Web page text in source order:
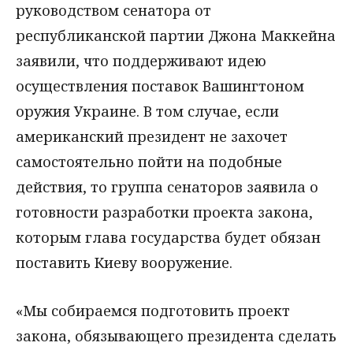
руководством сенатора от
республиканской партии Джона Маккейна
заявили, что поддерживают идею
осуществления поставок Вашингтоном
оружия Украине. В том случае, если
американский президент не захочет
самостоятельно пойти на подобные
действия, то группа сенаторов заявила о
готовности разработки проекта закона,
которым глава государства будет обязан
поставить Киеву вооружение.
«Мы собираемся подготовить проект
закона, обязывающего президента сделать